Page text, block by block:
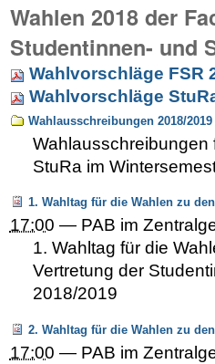
Wahlen 2018 der
Studentinnen- und
Wahlvorschläge FSR
Wahlvorschläge
Wahlausschreibungen 2018/2019
Wahlausschreibungen
StuRa im
1. Wahltag für die Wahlen zu
17:00 — PAB im
1. Wahltag für die
Vertretung der
2018/2019
2. Wahltag für die Wahlen zu
17:00 — PAB im